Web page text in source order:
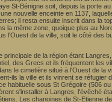
St-Bénigne soit, depuis la porte
nouvelle enceinte en 1137,
il resta ensuite inscrit dans la
même zone, quoique plus au
de la ville, soit le côté des
de la région étant
des Grecs et ils fréquentent les
le cimetière situé à l'Ouest de
ils la ville et ils vinrent se
sous St Grégoire (506
s'installer à Langres, l'évêché
Les chanoines de St-Etienne